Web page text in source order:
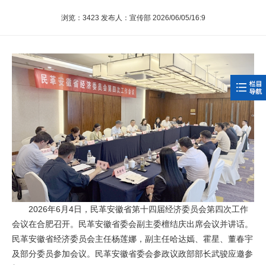
浏览：3423 发布人：宣传部 2026/06/05/16:9
2026年6月4日，民革安徽省第十四届经济委员会第四次工作
会议在合肥召开。民革安徽省委会副主委檀结庆出席会议并讲话。
民革安徽省经济委员会主任杨莲娜，副主任哈达嫣、霍星、董春宇
及部分委员参加会议。民革安徽省委会参政议政部部长武骏应邀参